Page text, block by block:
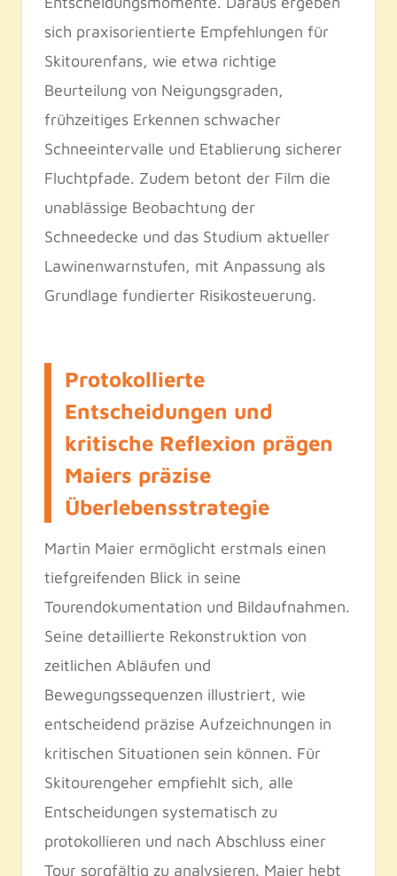
sich praxisorientierte Empfehlungen für
Skitourenfans, wie etwa richtige
Beurteilung von Neigungsgraden,
frühzeitiges Erkennen schwacher
Schneeintervalle und Etablierung sicherer
Fluchtpfade. Zudem betont der Film die
unablässige Beobachtung der
Schneedecke und das Studium aktueller
Lawinenwarnstufen, mit Anpassung als
Grundlage fundierter Risikosteuerung.
Protokollierte
Entscheidungen und
kritische Reflexion prägen
Maiers präzise
Überlebensstrategie
Martin Maier ermöglicht erstmals einen
tiefgreifenden Blick in seine
Tourendokumentation und Bildaufnahmen.
Seine detaillierte Rekonstruktion von
zeitlichen Abläufen und
Bewegungssequenzen illustriert, wie
entscheidend präzise Aufzeichnungen in
kritischen Situationen sein können. Für
Skitourengeher empfiehlt sich, alle
Entscheidungen systematisch zu
protokollieren und nach Abschluss einer
Tour sorgfältig zu analysieren. Maier hebt